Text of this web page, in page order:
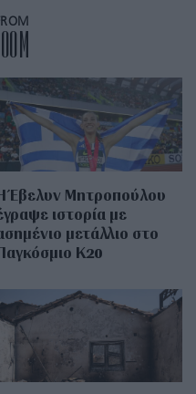
Έβελυν Μητροπούλου
ιστορία με
μετάλλιο στο
Κ20